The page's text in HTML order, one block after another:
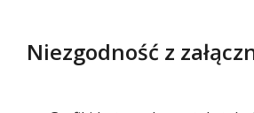
Niezgodność z